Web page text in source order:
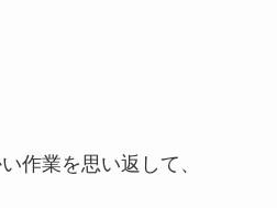
作業を思い返して、